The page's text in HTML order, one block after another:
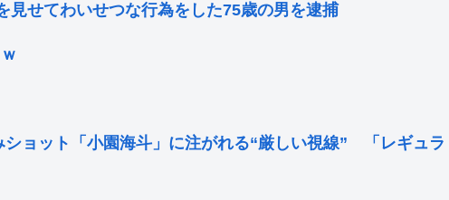
見せてわいせつな行為をした75歳の男を逮捕
ショット「小園海斗」に注がれる“厳しい視線” 「レギュラ